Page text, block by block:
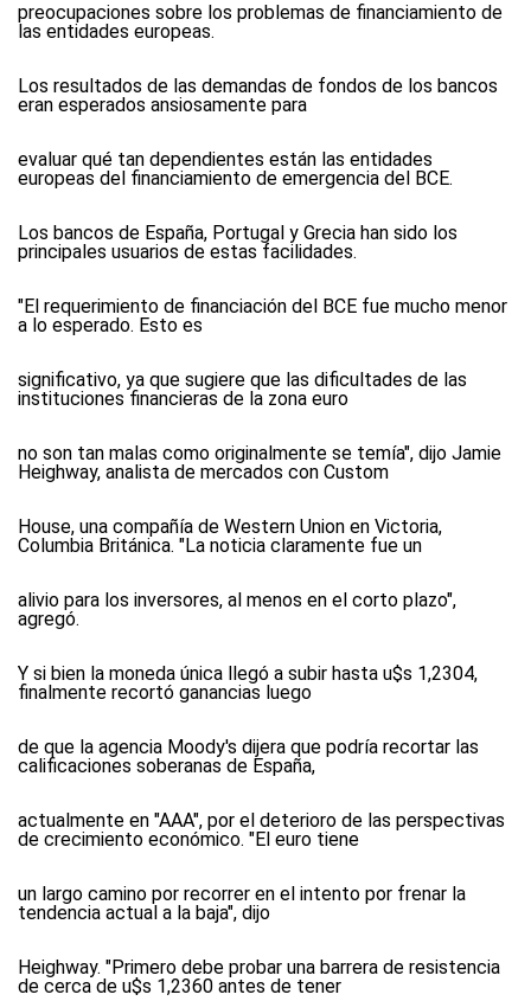
preocupaciones sobre los problemas de financiamiento de
las entidades europeas.
Los resultados de las demandas de fondos de los bancos
eran esperados ansiosamente para
evaluar qué tan dependientes están las entidades
europeas del financiamiento de emergencia del BCE.
Los bancos de España, Portugal y Grecia han sido los
principales usuarios de estas facilidades.
"El requerimiento de financiación del BCE fue mucho menor
a lo esperado. Esto es
significativo, ya que sugiere que las dificultades de las
instituciones financieras de la zona euro
no son tan malas como originalmente se temía", dijo Jamie
Heighway, analista de mercados con Custom
House, una compañía de Western Union en Victoria,
Columbia Británica. "La noticia claramente fue un
alivio para los inversores, al menos en el corto plazo",
agregó.
Y si bien la moneda única llegó a subir hasta u$s 1,2304,
finalmente recortó ganancias luego
de que la agencia Moody's dijera que podría recortar las
calificaciones soberanas de España,
actualmente en "AAA", por el deterioro de las perspectivas
de crecimiento económico. "El euro tiene
un largo camino por recorrer en el intento por frenar la
tendencia actual a la baja", dijo
Heighway. "Primero debe probar una barrera de resistencia
de cerca de u$s 1,2360 antes de tener